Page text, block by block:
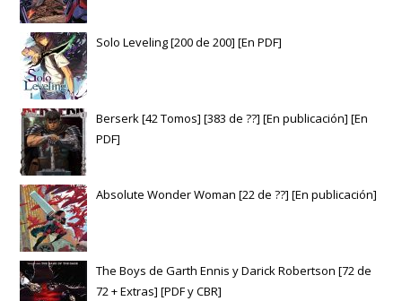
Solo Leveling [200 de 200] [En PDF]
Berserk [42 Tomos] [383 de ??] [En publicación] [En
PDF]
Absolute Wonder Woman [22 de ??] [En publicación]
The Boys de Garth Ennis y Darick Robertson [72 de
72 + Extras] [PDF y CBR]